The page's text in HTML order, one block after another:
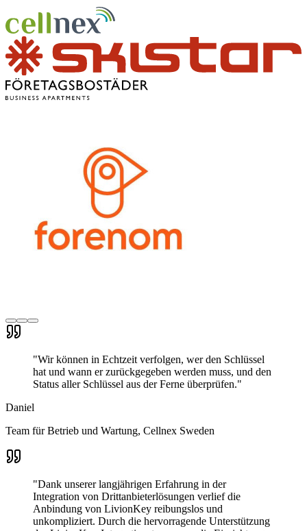
"Wir können in Echtzeit verfolgen, wer den Schlüssel
hat und wann er zurückgegeben werden muss, und den
Status aller Schlüssel aus der Ferne überprüfen."
Daniel
Team für Betrieb und Wartung, Cellnex Sweden
"Dank unserer langjährigen Erfahrung in der
Integration von Drittanbieterlösungen verlief die
Anbindung von LivionKey reibungslos und
unkompliziert. Durch die hervorragende Unterstützung